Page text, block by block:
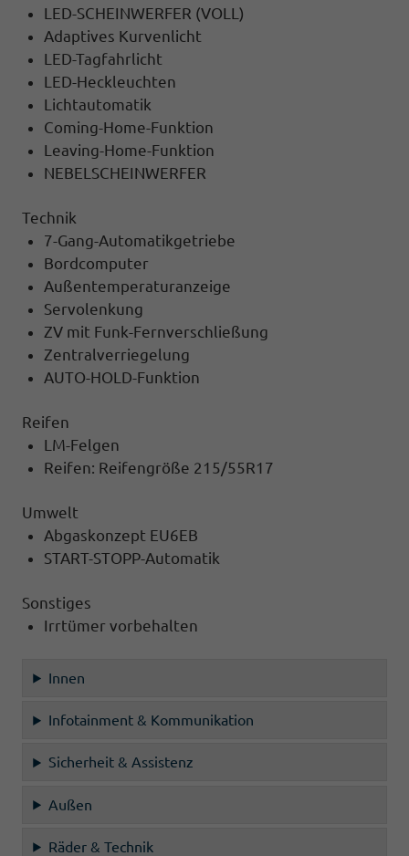
LED-SCHEINWERFER (VOLL)
Adaptives Kurvenlicht
LED-Tagfahrlicht
LED-Heckleuchten
Lichtautomatik
Coming-Home-Funktion
Leaving-Home-Funktion
NEBELSCHEINWERFER
Technik
7-Gang-Automatikgetriebe
Bordcomputer
Außentemperaturanzeige
Servolenkung
ZV mit Funk-Fernverschließung
Zentralverriegelung
AUTO-HOLD-Funktion
Reifen
LM-Felgen
Reifen: Reifengröße 215/55R17
Umwelt
Abgaskonzept EU6EB
START-STOPP-Automatik
Sonstiges
Irrtümer vorbehalten
Innen
Infotainment & Kommunikation
Sicherheit & Assistenz
Außen
Räder & Technik